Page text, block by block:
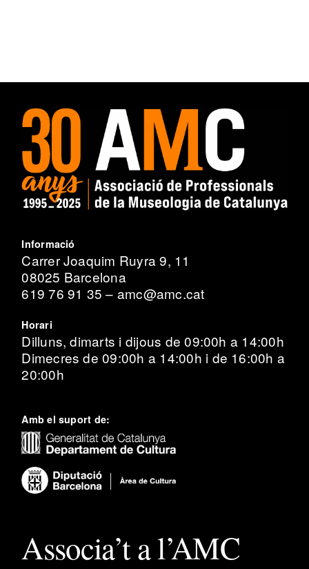
Informació
Carrer Joaquim Ruyra 9, 11
08025 Barcelona
619 76 91 35 – amc@amc.cat
Horari
Dilluns, dimarts i dijous de 09:00h a 14:00h
Dimecres de 09:00h a 14:00h i de 16:00h a
20:00h
Amb el suport de:
Associa’t a l’AMC